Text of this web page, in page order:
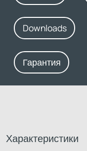
Downloads
Гарантия
Характеристики